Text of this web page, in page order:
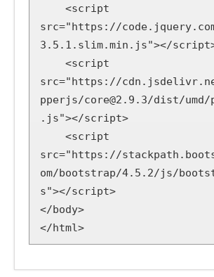
src="https://
3.5.1.slim.min.js"></
src="https://
pperjs/core@2.9.3/dist/umd/
.js"></script>
src="https://
om/bootstrap/4.5.2/js/
s"></script>
</body>
</html>